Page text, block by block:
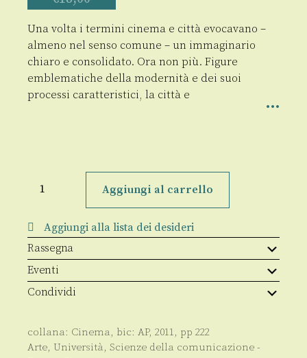
Una volta i termini cinema e città evocavano –
almeno nel senso comune – un immaginario
chiaro e consolidato. Ora non più. Figure
emblematiche della modernità e dei suoi
processi caratteristici, la città e
città
quantità
Aggiungi al carrello
Aggiungi alla lista dei desideri
Rassegna
Eventi
Condividi
collana: Cinema, bic: AP, 2011, pp 222
Arte, Università, Scienze della comunicazione -